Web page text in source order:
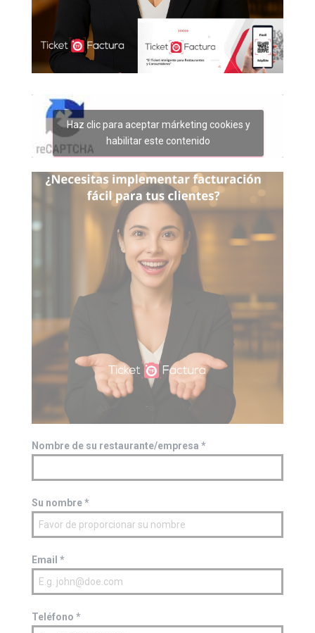
Haz clic para aceptar márketing cookies y
habilitar este contenido
Nombre de su restaurante/empresa *
Su nombre*
Email *
Teléfono *